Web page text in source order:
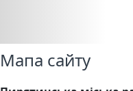
Мапа сайту